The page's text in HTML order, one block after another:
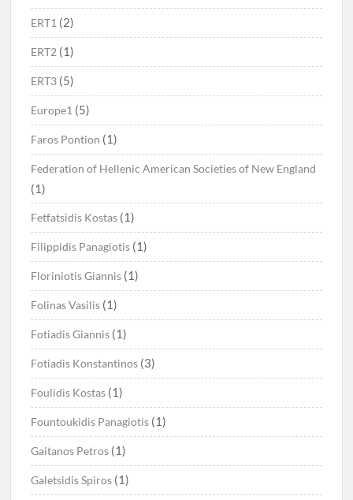
ERT1 (2)
ERT2 (1)
ERT3 (5)
Europe1 (5)
Faros Pontion (1)
Federation of Hellenic American Societies of New England
(1)
Fetfatsidis Kostas (1)
Filippidis Panagiotis (1)
Floriniotis Giannis (1)
Folinas Vasilis (1)
Fotiadis Giannis (1)
Fotiadis Konstantinos (3)
Foulidis Kostas (1)
Fountoukidis Panagiotis (1)
Gaitanos Petros (1)
Galetsidis Spiros (1)